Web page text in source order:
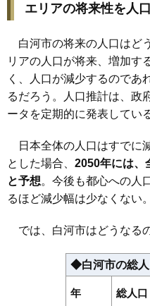
99 南湖
表郷番沢
102 東蕪内
103 大信中新城
104 大信下小屋
106 旗宿
107 大信下新城
108 表郷八幡
エリアの将来性を人
白河市の将来の人口はど
リアの人口が将来、増加す
く、人口が減少するのであ
るだろう。人口推計は、政
ータを定期的に発表している
日本全体の人口はすでに
とした場合、 2050年には、
と予想。今後も都心への人
るほど減少幅は少なくない。
では、白河市はどうなる
◆白河市の総人
年 総人口